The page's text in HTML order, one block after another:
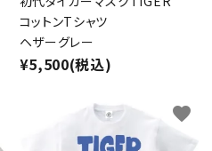
コットンTシャツ
ヘザーグレー
¥5,500(税込)
favorite